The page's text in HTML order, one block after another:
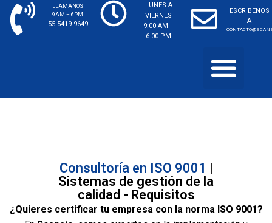
LLAMANOS
9AM – 6PM
55 5419 9649
LUNES A
VIERNES
9:00 AM –
6:00 PM
ESCRIBENOS
A
Consultoría en ISO 9001 |
Sistemas de gestión de la
calidad - Requisitos
¿Quieres certificar tu empresa con la norma ISO 9001?